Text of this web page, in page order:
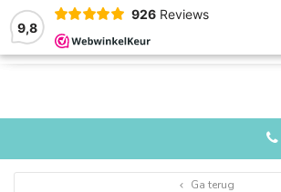
9,8
926 Reviews
MENU
Ga terug